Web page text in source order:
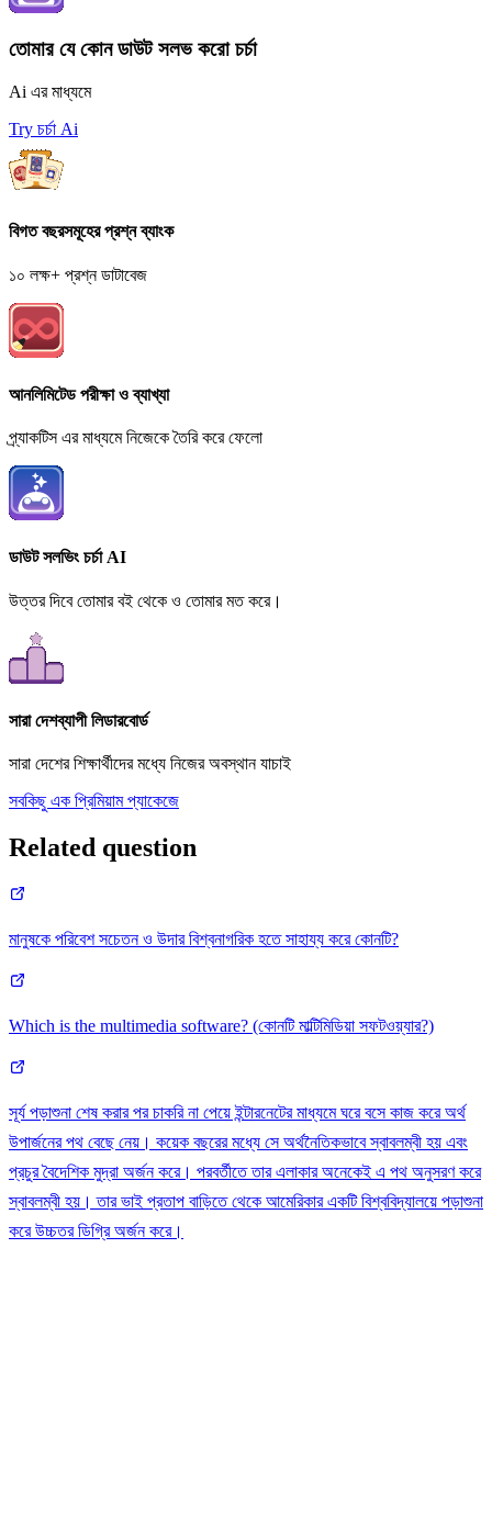
তোমার যে কোন ডাউট সলভ করো চর্চা
Ai এর মাধ্যমে
Try চর্চা Ai
বিগত বছরসমূহের প্রশ্ন ব্যাংক
১০ লক্ষ+ প্রশ্ন ডাটাবেজ
আনলিমিটেড পরীক্ষা ও ব্যাখ্যা
প্র্যাকটিস এর মাধ্যমে নিজেকে তৈরি করে ফেলো
ডাউট সলভিং চর্চা AI
উত্তর দিবে তোমার বই থেকে ও তোমার মত করে।
সারা দেশব্যাপী লিডারবোর্ড
সারা দেশের শিক্ষার্থীদের মধ্যে নিজের অবস্থান যাচাই
সবকিছু এক প্রিমিয়াম প্যাকেজে
Related question
মানুষকে পরিবেশ সচেতন ও উদার বিশ্বনাগরিক হতে সাহায্য করে কোনটি?
Which is the multimedia software? (কোনটি মাল্টিমিডিয়া সফটওয়্যার?)
সূর্য পড়াশুনা শেষ করার পর চাকরি না পেয়ে ইন্টারনেটের মাধ্যমে ঘরে বসে কাজ করে অর্থ
উপার্জনের পথ বেছে নেয়। কয়েক বছরের মধ্যে সে অর্থনৈতিকভাবে স্বাবলম্বী হয় এবং
প্রচুর বৈদেশিক মুদ্রা অর্জন করে। পরবর্তীতে তার এলাকার অনেকেই এ পথ অনুসরণ করে
স্বাবলম্বী হয়। তার ভাই প্রতাপ বাড়িতে থেকে আমেরিকার একটি বিশ্ববিদ্যালয়ে পড়াশুনা
করে উচ্চতর ডিগ্রি অর্জন করে।